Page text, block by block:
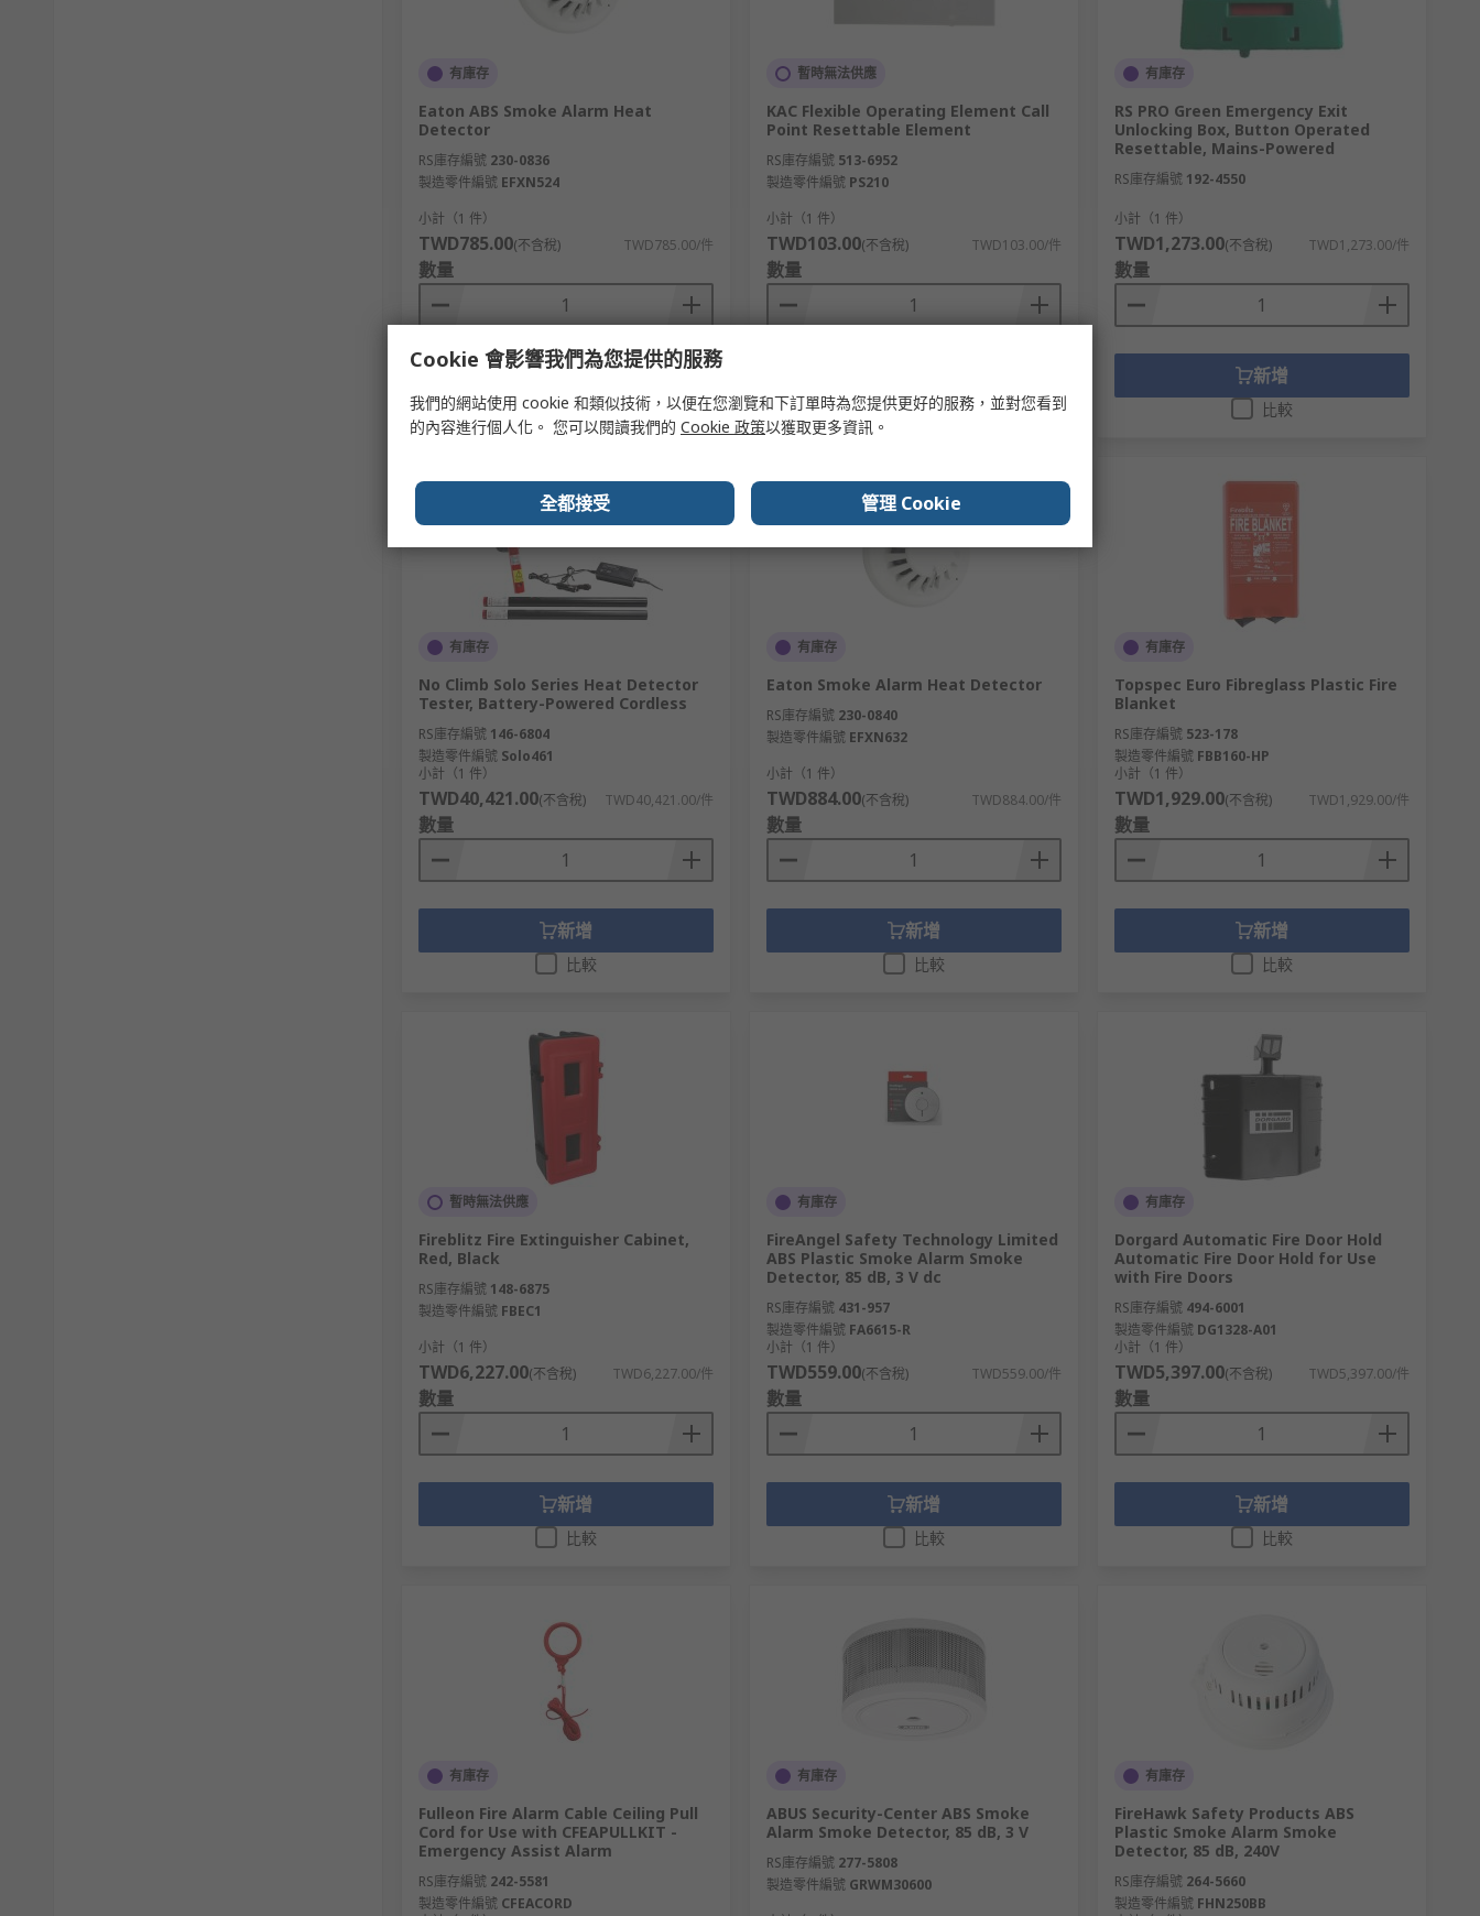
有庫存
Eaton ABS Smoke Alarm Heat
Detector
RS庫存編號 230-0836
製造零件編號 EFXN524
小計（1 件）
TWD785.00(不含稅) TWD785.00/件
數量
新增
比較
暫時無法供應
KAC Flexible Operating Element Call
Point Resettable Element
RS庫存編號 513-6952
製造零件編號 PS210
小計（1 件）
TWD103.00(不含稅) TWD103.00/件
數量
比較
有庫存
RS PRO Green Emergency Exit
Unlocking Box, Button Operated
Resettable, Mains-Powered
RS庫存編號 192-4550
小計（1 件）
TWD1,273.00(不含稅) TWD1,273.00/件
數量
新增
比較
有庫存
No Climb Solo Series Heat Detector
Tester, Battery-Powered Cordless
RS庫存編號 146-6804
製造零件編號 Solo461
小計（1 件）
TWD40,421.00(不含稅) TWD40,421.00/件
數量
新增
比較
有庫存
Eaton Smoke Alarm Heat Detector
RS庫存編號 230-0840
製造零件編號 EFXN632
小計（1 件）
TWD884.00(不含稅) TWD884.00/件
數量
新增
比較
有庫存
Topspec Euro Fibreglass Plastic Fire
Blanket
RS庫存編號 523-178
製造零件編號 FBB160-HP
小計（1 件）
TWD1,929.00(不含稅) TWD1,929.00/件
數量
新增
比較
暫時無法供應
Fireblitz Fire Extinguisher Cabinet,
Red, Black
RS庫存編號 148-6875
製造零件編號 FBEC1
小計（1 件）
TWD6,227.00(不含稅) TWD6,227.00/件
數量
新增
比較
有庫存
FireAngel Safety Technology Limited
ABS Plastic Smoke Alarm Smoke
Detector, 85 dB, 3 V dc
RS庫存編號 431-957
製造零件編號 FA6615-R
小計（1 件）
TWD559.00(不含稅) TWD559.00/件
數量
新增
比較
有庫存
Dorgard Automatic Fire Door Hold
Automatic Fire Door Hold for Use
with Fire Doors
RS庫存編號 494-6001
製造零件編號 DG1328-A01
小計（1 件）
TWD5,397.00(不含稅) TWD5,397.00/件
數量
新增
比較
有庫存
Fulleon Fire Alarm Cable Ceiling Pull
Cord for Use with CFEAPULLKIT -
Emergency Assist Alarm
RS庫存編號 242-5581
製造零件編號 CFEACORD
有庫存
ABUS Security-Center ABS Smoke
Alarm Smoke Detector, 85 dB, 3 V
RS庫存編號 277-5808
製造零件編號 GRWM30600
有庫存
FireHawk Safety Products ABS
Plastic Smoke Alarm Smoke
Detector, 85 dB, 240V
RS庫存編號 264-5660
製造零件編號 FHN250BB
Cookie 會影響我們為您提供的服務
我們的網站使用 cookie 和類似技術，以便在您瀏覽和下訂單時為您提供更好的服務，並對您看到
的內容進行個人化。 您可以閱讀我們的 Cookie 政策以獲取更多資訊。
全都接受 管理 Cookie